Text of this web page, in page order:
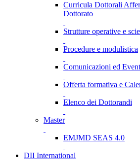
Curricula Dottorali
Dottorato
Strutture operative e
Procedure e modulistica
Comunicazioni ed
Offerta formativa e
Elenco dei Dottorandi
Master
EMJMD SEAS 4.0
DII International